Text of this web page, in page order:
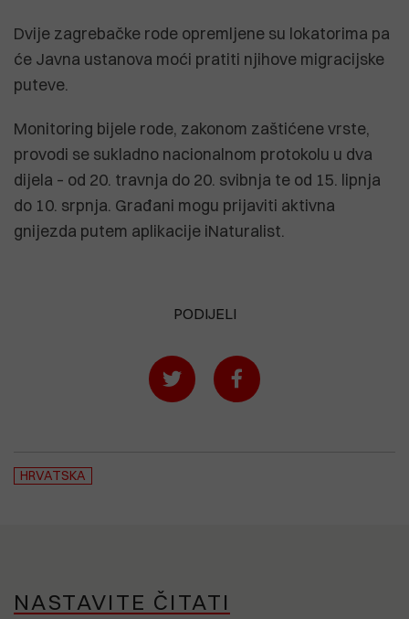
Dvije zagrebačke rode opremljene su lokatorima pa
će Javna ustanova moći pratiti njihove migracijske
puteve.
Monitoring bijele rode, zakonom zaštićene vrste,
provodi se sukladno nacionalnom protokolu u dva
dijela – od 20. travnja do 20. svibnja te od 15. lipnja
do 10. srpnja. Građani mogu prijaviti aktivna
gnijezda putem aplikacije iNaturalist.
PODIJELI
HRVATSKA
NASTAVITE ČITATI